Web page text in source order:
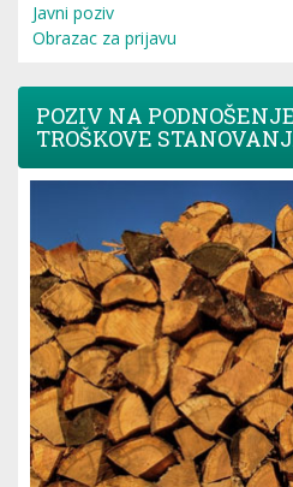
Javni poziv
Obrazac za prijavu
POZIV NA
TROŠKOVE